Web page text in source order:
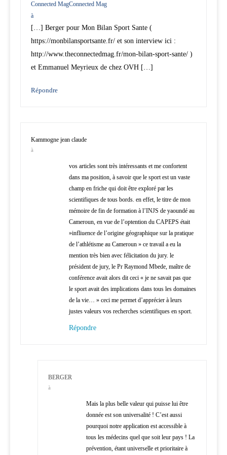
Connected MagConnected Mag
à
[…] Berger pour Mon Bilan Sport Sante (
https://monbilansportsante.fr/ et son interview ici :
http://www.theconnectedmag.fr/mon-bilan-sport-sante/ )
et Emmanuel Meyrieux de chez OVH […]
Répondre
Kammogne jean claude
à
vos articles sont très intéressants et me confortent
dans ma position, à savoir que le sport est un vaste
champ en friche qui doit être exploré par les
scientifiques de tous bords. en effet, le titre de mon
mémoire de fin de formation à l’INJS de yaoundé au
Cameroun, en vue de l’optention du CAPEPS était
»infliuence de l’origine géographique sur la pratique
de l’athlétisme au Cameroun » ce travail a eu la
mention très bien avec félicitation du jury. le
président de jury, le Pr Raymond Mbede, maître de
conférence avait alors dit ceci « je ne savait pas que
le sport avait des implications dans tous les domaines
de la vie… » ceci me permet d’apprécier à leurs
justes valeurs vos recherches scientifiques en sport.
Répondre
BERGER
à
Mais la plus belle valeur qui puisse lui être
donnée est son universalité ! C’est aussi
pourquoi notre application est accessible à
tous les médecins quel que soit leur pays ! La
prévention, étant universelle et prioritaire à